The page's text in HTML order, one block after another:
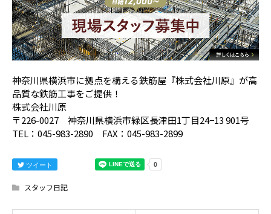
神奈川県横浜市に拠点を構える鉄筋屋『株式会社川原』が高
品質な鉄筋工事をご提供！
株式会社川原
〒226-0027 神奈川県横浜市緑区長津田1丁目24−13 901号
TEL：045-983-2890 FAX：045-983-2899
ツイート
スタッフ日記